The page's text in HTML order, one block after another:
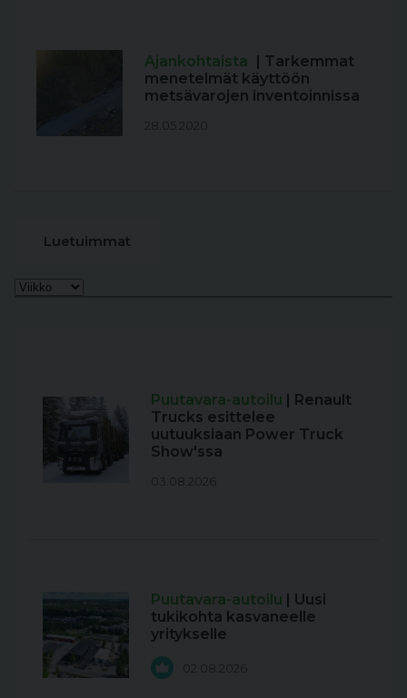
Ajankohtaista
| Tarkemmat
menetelmät käyttöön
metsävarojen inventoinnissa
28.05.2020
Luetuimmat
Puutavara-autoilu | Renault
Trucks esittelee
uutuuksiaan Power Truck
Show'ssa
03.08.2026
Puutavara-autoilu | Uusi
tukikohta kasvaneelle
yritykselle
02.08.2026